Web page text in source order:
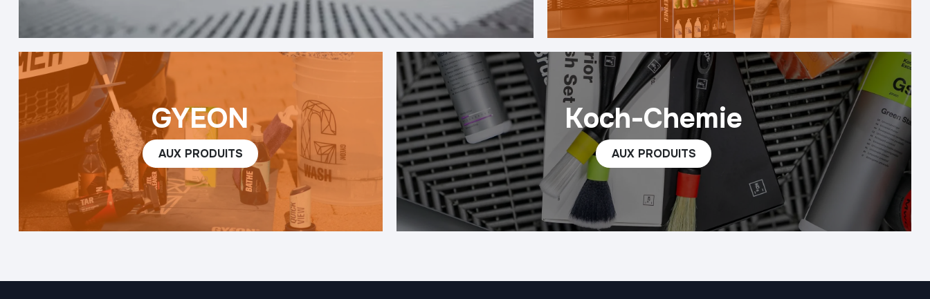
Koch-Chemie
AUX PROD​​UITS
GYEON
AUX ​​PRODUITS